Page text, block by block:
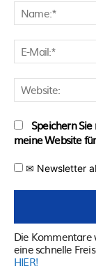
Speichern
meine Website
✉ Newsletter
Die Kommentare
eine schnelle
HIER!